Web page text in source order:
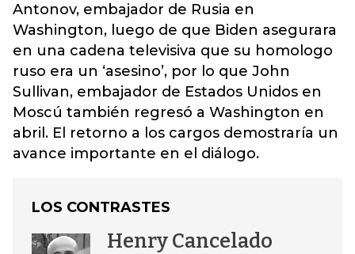
Antonov, embajador de Rusia en
Washington, luego de que Biden asegurara
en una cadena televisiva que su homologo
ruso era un ‘asesino’, por lo que John
Sullivan, embajador de Estados Unidos en
Moscú también regresó a Washington en
abril. El retorno a los cargos demostraría un
avance importante en el diálogo.
LOS CONTRASTES
Henry Cancelado